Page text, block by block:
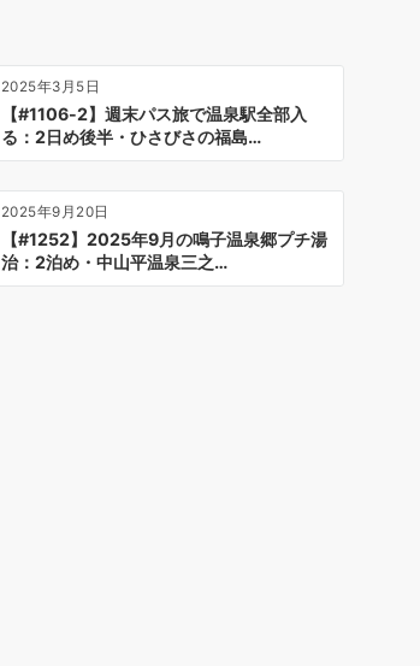
2025年3月5日
【#1106-2】週末パス旅で温泉駅全部入
る：2日め後半・ひさびさの福島…
2025年9月20日
【#1252】2025年9月の鳴子温泉郷プチ湯
治：2泊め・中山平温泉三之…